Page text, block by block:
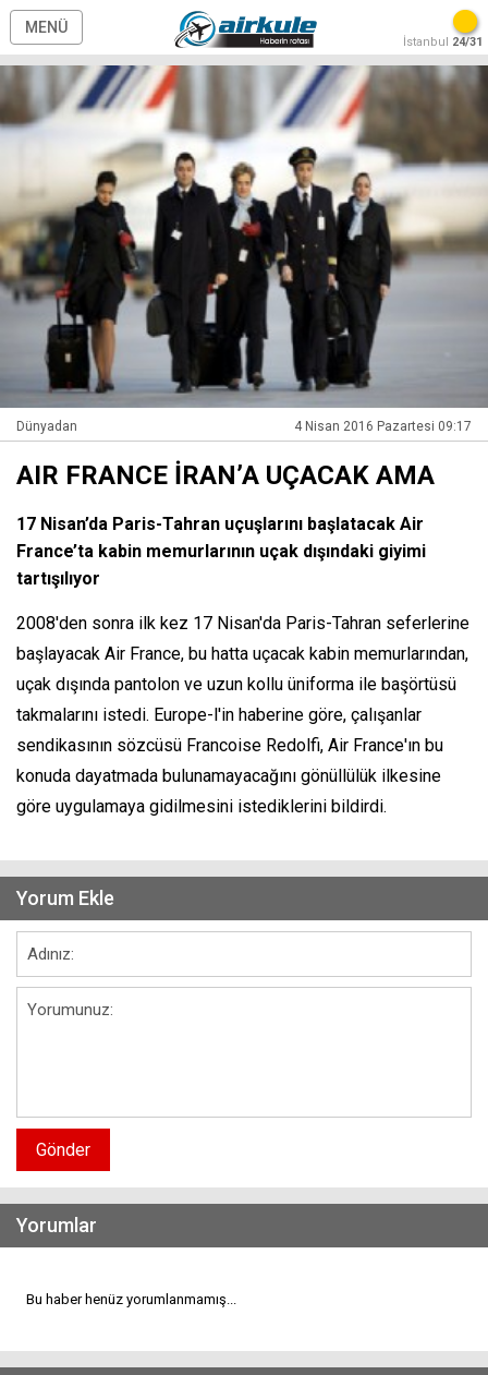
MENÜ
İstanbul 24/31
Dünyadan 4 Nisan 2016 Pazartesi 09:17
AIR FRANCE İRAN’A UÇACAK AMA
17 Nisan’da Paris-Tahran uçuşlarını başlatacak Air
France’ta kabin memurlarının uçak dışındaki giyimi
tartışılıyor
2008'den sonra ilk kez 17 Nisan'da Paris-Tahran seferlerine
başlayacak Air France, bu hatta uçacak kabin memurlarından,
uçak dışında pantolon ve uzun kollu üniforma ile başörtüsü
takmalarını istedi. Europe-l'in haberine göre, çalışanlar
sendikasının sözcüsü Francoise Redolfi, Air France'ın bu
konuda dayatmada bulunamayacağını gönüllülük ilkesine
göre uygulamaya gidilmesini istediklerini bildirdi.
Yorum Ekle
Gönder
Yorumlar
Bu haber henüz yorumlanmamış...